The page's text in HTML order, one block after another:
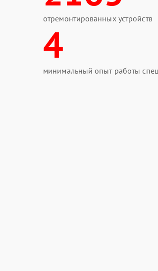
отремонтированных устройств
4
минимальный опыт работы